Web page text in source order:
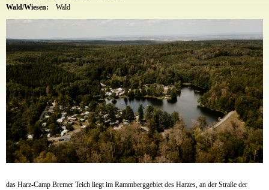
Wald/Wiesen:
Wald
das Harz-Camp Bremer Teich liegt im Rammberggebiet des Harzes, an der Straße der